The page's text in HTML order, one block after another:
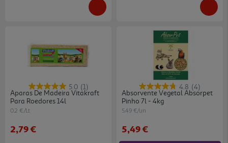
5.0 (1)
Aparas De Madeira Vitakraft
Para Roedores 14l
0.2 €/Lt
2,79 €
4.8 (4)
Absorvente Vegetal Absorpet
Pinho 7l - 4kg
5.49 €/un
5,49 €